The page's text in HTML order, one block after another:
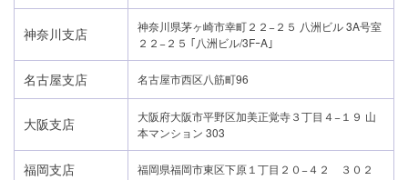
神奈川支店
神奈川県茅ヶ崎市幸町２２−２５ 八洲ビル 3A号室
２２−２５ ｢八洲ビル/3FｰA｣
名古屋支店 名古屋市西区八筋町96
大阪支店
大阪府大阪市平野区加美正覚寺３丁目４−１９ 山
本マンション 303
福岡支店 福岡県福岡市東区下原１丁目２０−４２ ３０２